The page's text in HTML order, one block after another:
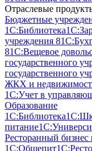
Отраслевые
Бюджетные
1С:Библиотека
учреждения 8
81С:Вещевое
государственного
государственного
ЖКХ и
1С:Учет в
Образование
1С:Библиотека
питание
Ресторанный
1С:Общепит